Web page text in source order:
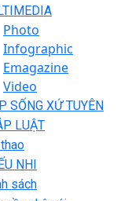
Photo
Infographic
Emagazine
Video
SỐNG XỨ TUYÊN
LUẬT
NHI
sách